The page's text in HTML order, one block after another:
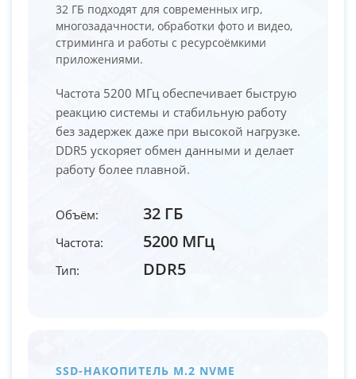
32 ГБ подходят для современных игр,
многозадачности, обработки фото и видео,
стриминга и работы с ресурсоёмкими
приложениями.
Частота 5200 МГц обеспечивает быструю
реакцию системы и стабильную работу
без задержек даже при высокой нагрузке.
DDR5 ускоряет обмен данными и делает
работу более плавной.
Объём: 32 ГБ
Частота: 5200 МГц
Тип: DDR5
SSD-НАКОПИТЕЛЬ M.2 NVME